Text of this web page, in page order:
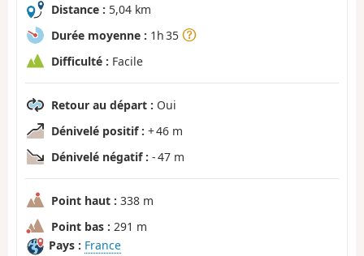
Distance : 5,04 km
Durée moyenne : 1h 35
Difficulté : Facile
Retour au départ : Oui
Dénivelé positif : + 46 m
Dénivelé négatif : - 47 m
Point haut : 338 m
Point bas : 291 m
Pays : France